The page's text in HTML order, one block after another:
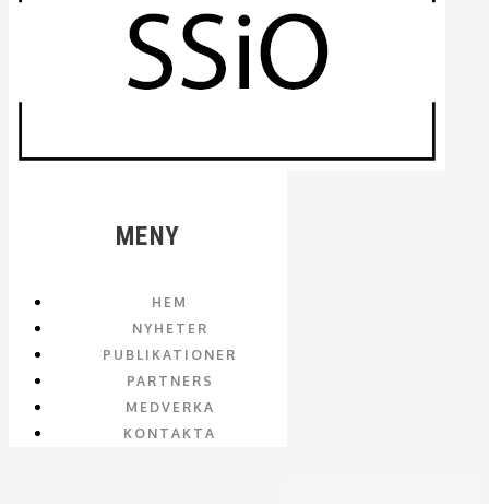
MENY
HEM
NYHETER
PUBLIKATIONER
PARTNERS
MEDVERKA
KONTAKTA